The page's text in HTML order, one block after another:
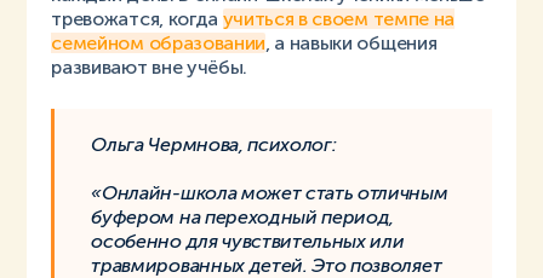
тревожатся, когда учиться в своем темпе на
семейном образовании , а навыки общения
развивают вне учёбы.
Ольга Чермнова, психолог:
«Онлайн-школа может стать отличным
буфером на переходный период,
особенно для чувствительных или
травмированных детей. Это позволяет